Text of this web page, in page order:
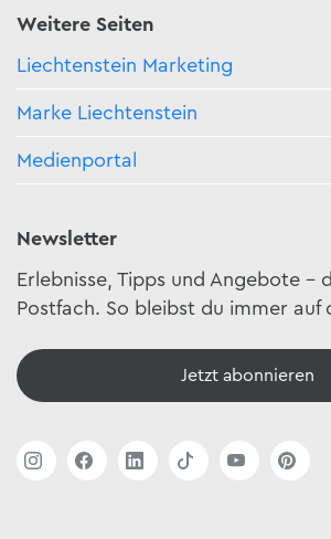
Weitere Seiten
Liechtenstein Marketing
Marke Liechtenstein
Medienportal
Newsletter
Erlebnisse, Tipps und Angebote –
Postfach. So bleibst du immer auf
Jetzt abonnieren